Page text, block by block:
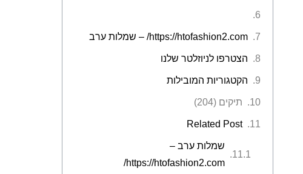
https://htofashion2.com/ – שמלות ערב
הצטרפו לניוזלטר שלנו
הקטגוריות המובילות
תיקים (204)
Related Post
שמלות ערב –
https://htofashion2.com/